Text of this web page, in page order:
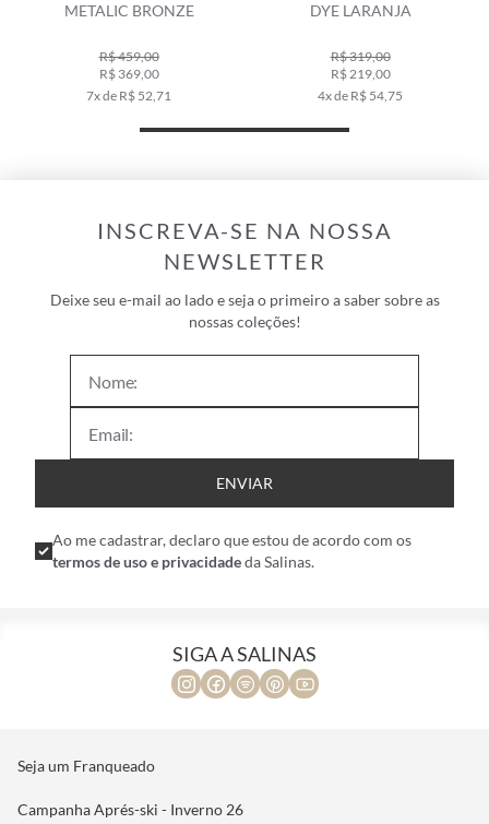
METALIC BRONZE
R$ 459,00
R$ 369,00
7x de R$ 52,71
DYE LARANJA
R$ 319,00
R$ 219,00
4x de R$ 54,75
INSCREVA-SE NA NOSSA
NEWSLETTER
Deixe seu e-mail ao lado e seja o primeiro a saber sobre as
nossas coleções!
ENVIAR
Ao me cadastrar, declaro que estou de acordo com os
termos de uso e privacidadeda Salinas.
SIGA A SALINAS
Seja um Franqueado
Campanha Aprés-ski - Inverno 26